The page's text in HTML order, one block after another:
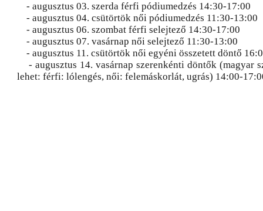
- augusztus 03. szerda férfi pódiumedzés 14:30-17:00
- augusztus 04. csütörtök női pódiumedzés 11:30-13:00
- augusztus 06. szombat férfi selejtező 14:30-17:00
- augusztus 07. vasárnap női selejtező 11:30-13:00
- augusztus 11. csütörtök női egyéni összetett döntő
- augusztus 14. vasárnap szerenkénti döntők (magyar
lehet: férfi: lólengés, női: felemáskorlát, ugrás) 14:00-